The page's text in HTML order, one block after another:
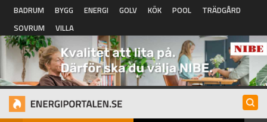
Hoppa till huvudinnehåll
BADRUM BYGG ENERGI GOLV KÖK POOL
TRÄDGÅRD
SOVRUM
VILLA